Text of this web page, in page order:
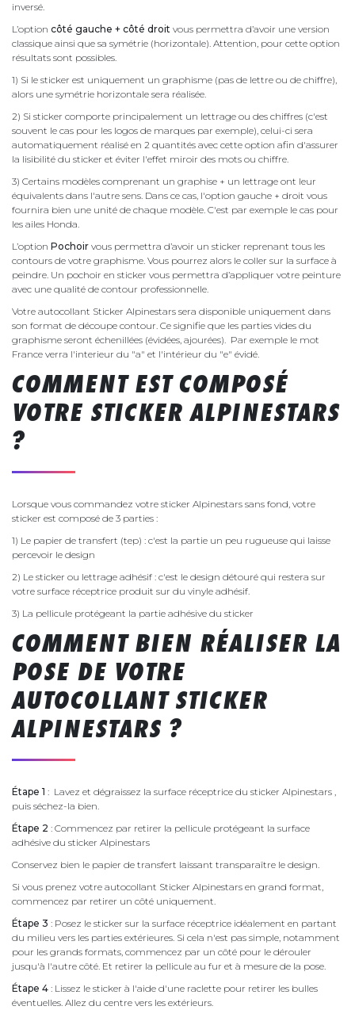
inversé.
L’option côté gauche + côté droit vous permettra d’avoir une version
classique ainsi que sa symétrie (horizontale). Attention, pour cette option
résultats sont possibles.
1) Si le sticker est uniquement un graphisme (pas de lettre ou de chiffre),
alors une symétrie horizontale sera réalisée.
2) Si sticker comporte principalement un lettrage ou des chiffres (c'est
souvent le cas pour les logos de marques par exemple), celui-ci sera
automatiquement réalisé en 2 quantités avec cette option afin d'assurer
la lisibilité du sticker et éviter l'effet miroir des mots ou chiffre.
3) Certains modèles comprenant un graphise + un lettrage ont leur
équivalents dans l'autre sens. Dans ce cas, l'option gauche + droit vous
fournira bien une unité de chaque modèle. C'est par exemple le cas pour
les ailes Honda.
L’option Pochoir vous permettra d’avoir un sticker reprenant tous les
contours de votre graphisme. Vous pourrez alors le coller sur la surface à
peindre. Un pochoir en sticker vous permettra d’appliquer votre peinture
avec une qualité de contour professionnelle.
Votre autocollant Sticker Alpinestars sera disponible uniquement dans
son format de découpe contour. Ce signifie que les parties vides du
graphisme seront échenillées (évidées, ajourées). Par exemple le mot
France verra l'interieur du "a" et l'intérieur du "e" évidé.
COMMENT EST COMPOSÉ
VOTRE STICKER ALPINESTARS
?
Lorsque vous commandez votre sticker Alpinestars sans fond, votre
sticker est composé de 3 parties :
1) Le papier de transfert (tep) : c'est la partie un peu rugueuse qui laisse
percevoir le design
2) Le sticker ou lettrage adhésif : c'est le design détouré qui restera sur
votre surface réceptrice produit sur du vinyle adhésif.
3) La pellicule protégeant la partie adhésive du sticker
COMMENT BIEN RÉALISER LA
POSE DE VOTRE
AUTOCOLLANT STICKER
ALPINESTARS ?
Étape 1 : Lavez et dégraissez la surface réceptrice du sticker Alpinestars ,
puis séchez-la bien.
Étape 2 : Commencez par retirer la pellicule protégeant la surface
adhésive du sticker Alpinestars
Conservez bien le papier de transfert laissant transparaître le design.
Si vous prenez votre autocollant Sticker Alpinestars en grand format,
commencez par retirer un côté uniquement.
Étape 3 : Posez le sticker sur la surface réceptrice idéalement en partant
du milieu vers les parties extérieures. Si cela n'est pas simple, notamment
pour les grands formats, commencez par un côté pour le dérouler
jusqu'à l'autre côté. Et retirer la pellicule au fur et à mesure de la pose.
Étape 4 : Lissez le sticker à l'aide d'une raclette pour retirer les bulles
éventuelles. Allez du centre vers les extérieurs.